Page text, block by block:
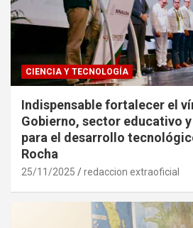
CIENCIA Y TECNOLOGÍA
Indispensable fortalecer el
Gobierno, sector educativo
para el desarrollo
Rocha
25/11/2025 redaccion extraoficial